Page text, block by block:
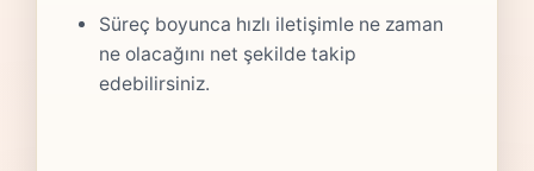
Süreç boyunca hızlı iletişimle ne zaman
ne olacağını net şekilde takip
edebilirsiniz.